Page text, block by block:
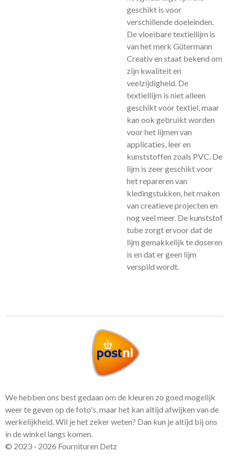
geschikt is voor
verschillende doeleinden.
De vloeibare textiellijm is
van het merk Gütermann
Creativ en staat bekend om
zijn kwaliteit en
veelzijdigheid. De
textiellijm is niet alleen
geschikt voor textiel, maar
kan ook gebruikt worden
voor het lijmen van
applicaties, leer en
kunststoffen zoals PVC. De
lijm is zeer geschikt voor
het repareren van
kledingstukken, het maken
van creatieve projecten en
nog veel meer. De kunststof
tube zorgt ervoor dat de
lijm gemakkelijk te doseren
is en dat er geen lijm
verspild wordt.
We hebben ons best gedaan om de kleuren zo goed mogelijk
weer te geven op de foto's, maar het kan altijd afwijken van de
werkelijkheid. Wil je het zeker weten? Dan kun je altijd bij ons
in de winkel langs komen.
© 2023 - 2026 Fournituren Detz